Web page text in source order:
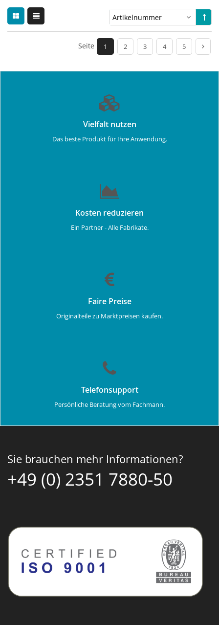
Seite 1 2 3 4 5
Vielfalt nutzen
Das beste Produkt für Ihre Anwendung.
Kosten reduzieren
Ein Partner - Alle Fabrikate.
Faire Preise
Originalteile zu Marktpreisen kaufen.
Telefonsupport
Persönliche Beratung vom Fachmann.
Sie brauchen mehr Informationen?
+49 (0) 2351 7880-50